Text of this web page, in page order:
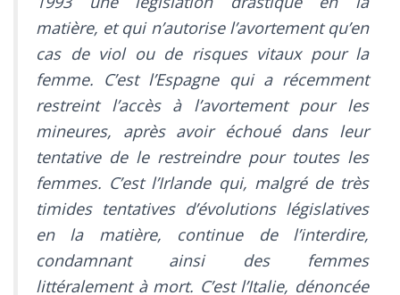
matière, et qui n’autorise l’avortement qu’en
cas de viol ou de risques vitaux pour la
femme. C’est l’Espagne qui a récemment
restreint l’accès à l’avortement pour les
mineures, après avoir échoué dans leur
tentative de le restreindre pour toutes les
femmes. C’est l’Irlande qui, malgré de très
timides tentatives d’évolutions législatives
en la matière, continue de l’interdire,
condamnant ainsi des femmes
littéralement à mort. C’est l’Italie, dénoncée